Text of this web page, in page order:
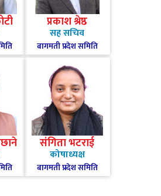
प्रकाश श्रेष्ठ
सह सचिव
बागमती प्रदेश समिति
संगिता भटराई
कोषाध्यक्ष
बागमती प्रदेश समिति